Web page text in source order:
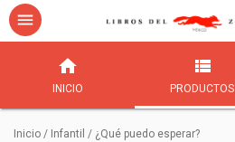
INICIO PRODUCTOS
Inicio / Infantil / ¿Qué puedo esperar?